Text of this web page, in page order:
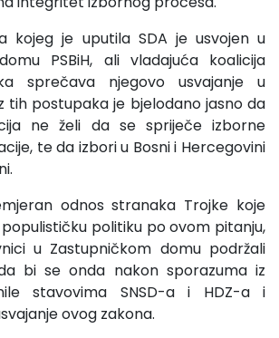
kojeg je uputila SDA je usvojen u
PSBiH, ali vladajuća koalicija
sprečava njegovo usvajanje u
tih postupaka je bjelodano jasno da
ne želi da se spriječe izborne
te da izbori u Bosni i Hercegovini
odnos stranaka Trojke koje
politiku po ovom pitanju,
u Zastupničkom domu podržali
bi se onda nakon sporazuma iz
stavovima SNSD-a i HDZ-a i
ovog zakona.